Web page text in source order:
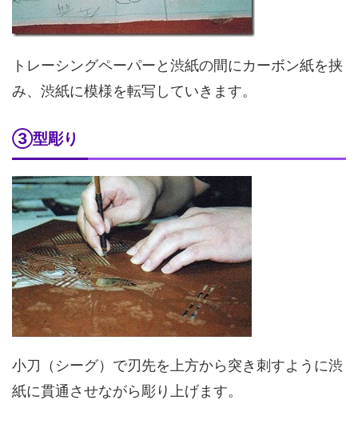
トレーシングペーパーと渋紙の間にカーボン紙を挟
み、渋紙に模様を転写していきます。
③型彫り
小刀（シーグ）で刃先を上方から突き刺すように渋
紙に貫通させながら彫り上げます。